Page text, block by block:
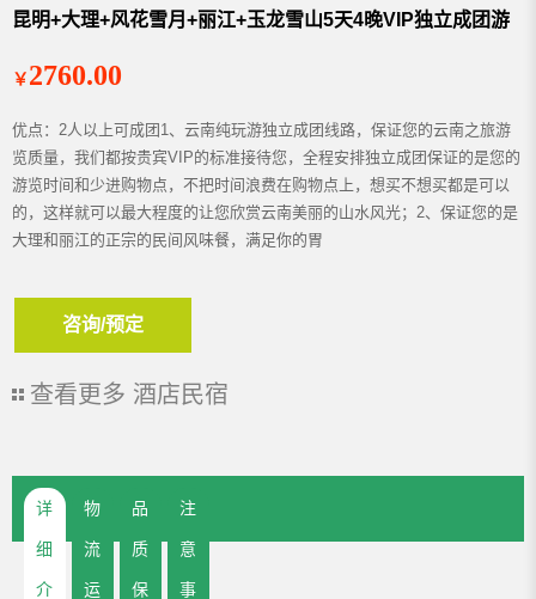
昆明+大理+风花雪月+丽江+玉龙雪山5天4晚VIP独立成团游
￥2760.00
优点：2人以上可成团1、云南纯玩游独立成团线路，保证您的云南之旅游
览质量，我们都按贵宾VIP的标准接待您，全程安排独立成团保证的是您的
游览时间和少进购物点，不把时间浪费在购物点上，想买不想买都是可以
的，这样就可以最大程度的让您欣赏云南美丽的山水风光；2、保证您的是
大理和丽江的正宗的民间风味餐，满足你的胃
咨询/预定
查看更多 酒店民宿
详
细
介
物
流
运
品
质
保
注
意
事